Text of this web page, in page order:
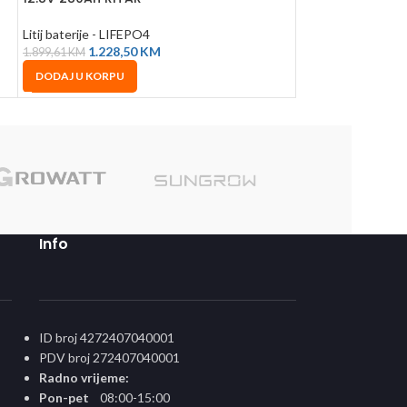
Litij baterije - LIFEPO4
1.899,61KM 1.228,50KM
DODAJ U KORPU
Info
ID broj 4272407040001
PDV broj 272407040001
Radno vrijeme:
Pon-pet
08:00-15:00